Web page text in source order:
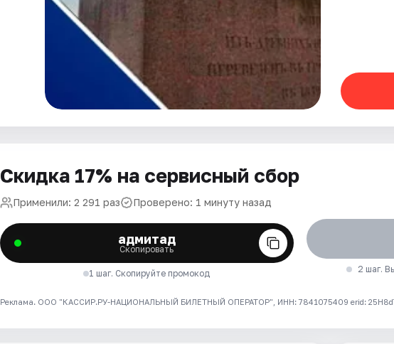
Скидка 17% на сервисный сбор
Применили: 2 291 раз Проверено: 1 минуту назад
адмитад
Скопировать
1 шаг. Скопируйте промокод
2 шаг.
Реклама. ООО "КАССИР.РУ-НАЦИОНАЛЬНЫЙ БИЛЕТНЫЙ ОПЕРАТОР", ИНН: 7841075409 erid: